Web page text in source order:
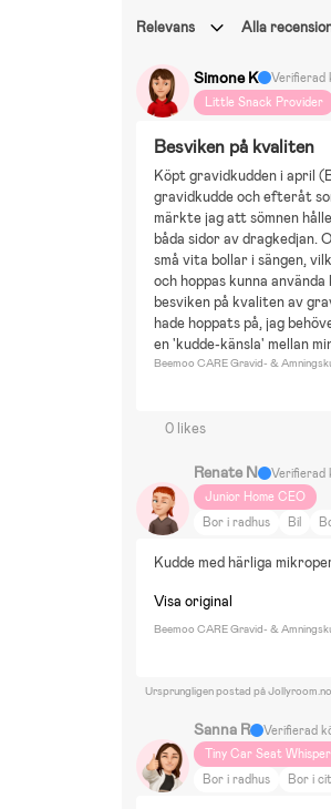
Relevans Alla
Simone K
Verifierad
Little Snack Provider
Besviken på kvaliten
Köpt gravidkudden i april
gravidkudde och efteråt
märkte jag att sömnen
båda sidor av
små vita bollar i sängen,
och hoppas kunna
besviken på kvaliten av
hade hoppats på, jag
en 'kudde-känsla' mellan
Beemoo CARE Gravid- &
0 likes
Renate N
Verifierad
Junior Home CEO
Bor i radhus
Bil
Kudde med härliga
Visa original
Beemoo CARE Gravid- &
Ursprungligen postad på
Sanna R
Verifierad
Tiny Car Seat
Bor i radhus
Bor i